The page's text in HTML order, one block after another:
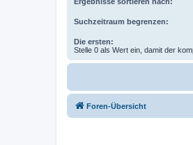
Suchzeitraum begrenzen:
Die ersten:
Stelle 0 als Wert ein, damit der
Foren-Übersicht